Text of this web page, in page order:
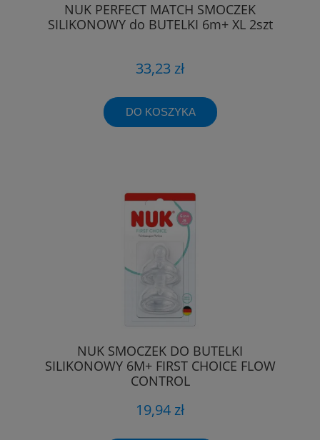
NUK PERFECT MATCH SMOCZEK
SILIKONOWY do BUTELKI 6m+ XL 2szt
33,23 zł
DO KOSZYKA
NUK SMOCZEK DO BUTELKI
SILIKONOWY 6M+ FIRST CHOICE FLOW
CONTROL
19,94 zł